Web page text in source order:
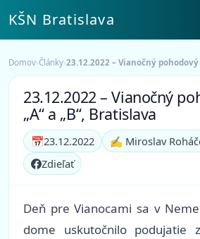
KŠN Bratislava
Domov›Články›23.12.2022 – Vianočný
23.12.2022 – Vianočný
„A“ a „B“, Bratislava
📅23.12.2022 ✍️ Miroslav
Zdieľať
Deň pre Vianocami sa v
dome uskutočnilo podujatie